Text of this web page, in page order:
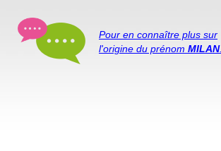
Pour en connaître plus sur
l'origine du prénom MILAN.